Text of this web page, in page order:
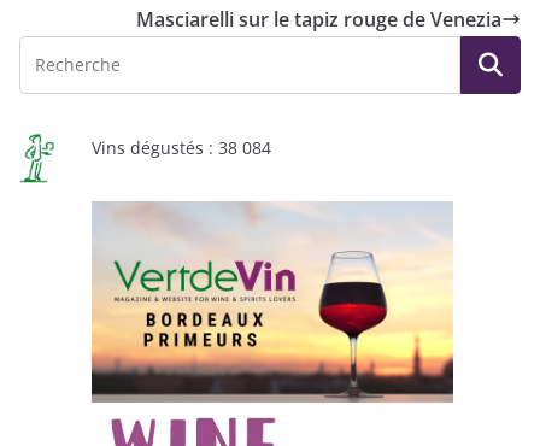
Masciarelli sur le tapiz rouge de Venezia
Vins dégustés : 38 084